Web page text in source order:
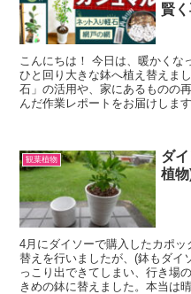
賢く
こんにちは！ 今日は、暖かくな
ひと回り大きな鉢へ植え替えま
石」の活用や、家にあるものの
んだ作業レポートをお届けしま
観葉植物
ダ
植
4月にダイソーで購入したカポ
替えを行いましたが、(鉢もダイ
っこり出できてしまい、行き場
きめの鉢に替えました。本当は晴